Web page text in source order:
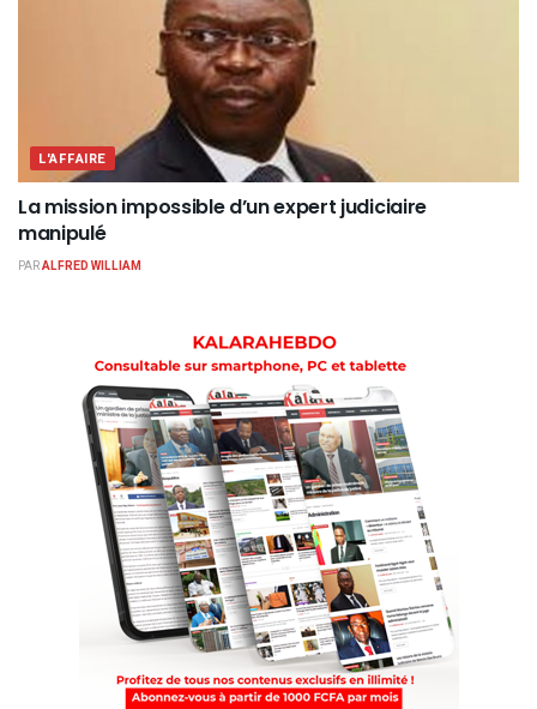
L'AFFAIRE
La mission impossible d’un expert judiciaire
manipulé
PARALFRED WILLIAM